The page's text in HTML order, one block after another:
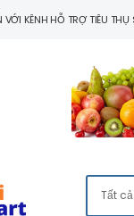
KÊNH HỖ TRỢ TIÊU